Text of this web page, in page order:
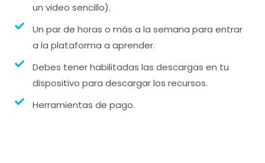
un video sencillo).
Un par de horas o más a la semana para entrar
a la plataforma a aprender.
Debes tener habilitadas las descargas en tu
dispositivo para descargar los recursos.
Herramientas de pago.